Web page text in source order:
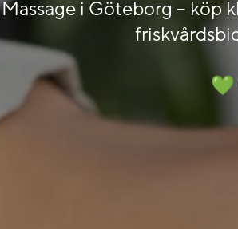
Massage i Göteborg – köp
💚